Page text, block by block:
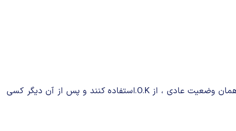
همین ، آغاز شهرت و رواج اوکی بود . چیزی نگذشت که متصدی‌های تلگراف قرار گذاشتند تا برای اعلام وضعیت رفع خطر یا همان وضعیت عادی ، از O.K.استفاده کنند و پس از آن دیگر کسی